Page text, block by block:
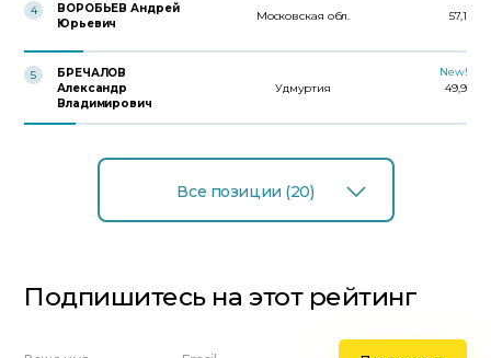
4
ВОРОБЬЕВ Андрей
Юрьевич
Московская обл. 57,1
5
БРЕЧАЛОВ
Александр
Владимирович
Удмуртия 49,9
New!
Все позиции (20)
Подпишитесь на этот рейтинг